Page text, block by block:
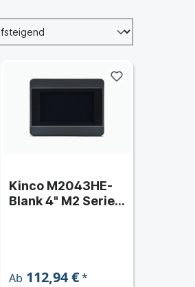
Kinco M2043HE-
Blank 4" M2 Series
Ab 112,94 €*